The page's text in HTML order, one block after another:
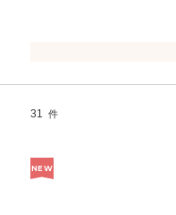
31 件
NEW